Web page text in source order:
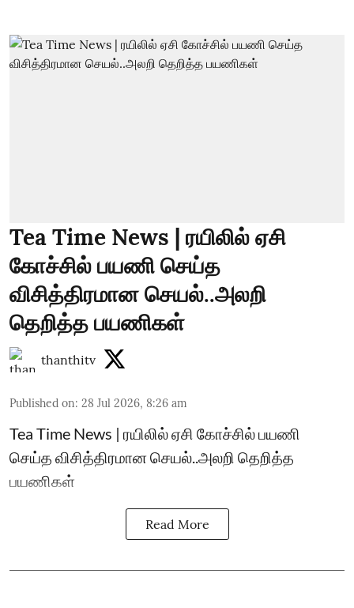
Tea Time News | ரயிலில் ஏசி
கோச்சில் பயணி செய்த
விசித்திரமான செயல்..அலறி
தெறித்த பயணிகள்
thanthitv
Published on: 28 Jul 2026, 8:26 am
Tea Time News | ரயிலில் ஏசி கோச்சில் பயணி
செய்த விசித்திரமான செயல்..அலறி தெறித்த
பயணிகள்
Read More